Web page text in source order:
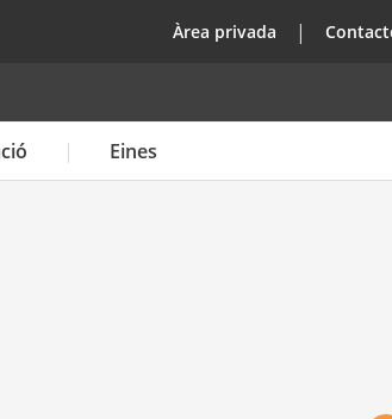
top
Àrea privada
Eines